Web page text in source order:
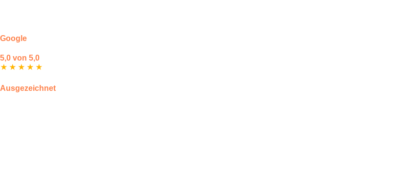
Google
5,0 von 5,0
★ ★ ★ ★ ★
Ausgezeichnet